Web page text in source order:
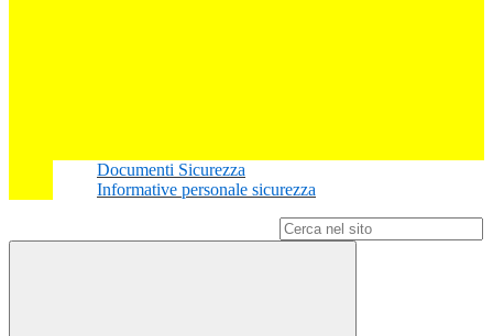
Documenti Sicurezza
Informative personale sicurezza